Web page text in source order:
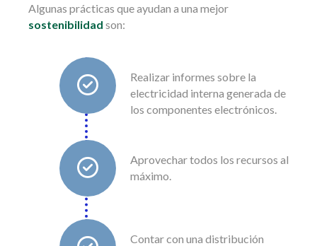
Algunas prácticas que ayudan a una mejor
sostenibilidad son:
Realizar informes sobre la
electricidad interna generada de
los componentes electrónicos.
Aprovechar todos los recursos al
máximo.
Contar con una distribución